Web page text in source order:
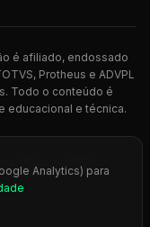
é afiliado, endossado
Protheus e ADVPL
Todo o conteúdo é
educacional e técnica.
desenvolvedores
Analytics) para